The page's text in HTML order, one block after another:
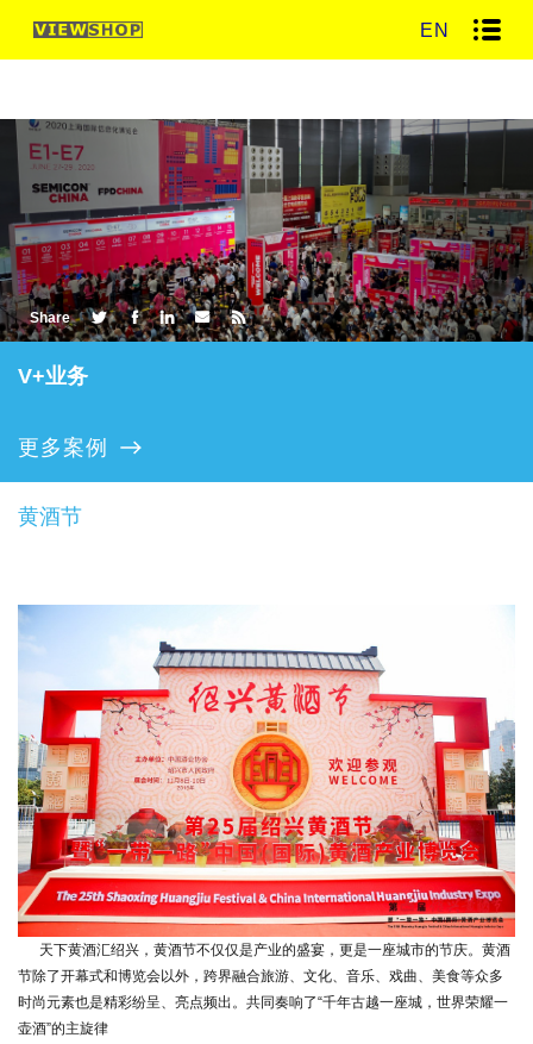
EN
Share
V+业务
更多案例
黄酒节
天下黄酒汇绍兴，黄酒节不仅仅是产业的盛宴，更是一座城市的节庆。黄酒
节除了开幕式和博览会以外，跨界融合旅游、文化、音乐、戏曲、美食等众多
时尚元素也是精彩纷呈、亮点频出。共同奏响了“千年古越一座城，世界荣耀一
壶酒”的主旋律